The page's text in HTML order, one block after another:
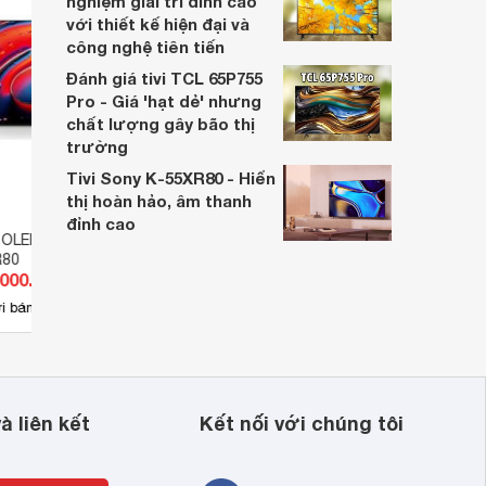
Sony 4K 65
đ
bán
Google Tivi OLED Sony 4K 65
với thiết kế hiện đại và
công nghệ tiên tiến
Đánh giá tivi TCL 65P755
Pro - Giá 'hạt dẻ' nhưng
chất lượng gây bão thị
trường
Tivi Sony K-55XR80 - Hiển
thị hoàn hảo, âm thanh
đỉnh cao
liên kết Kết nối với chúng tôi